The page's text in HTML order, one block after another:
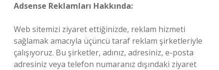
Adsense Reklamları Hakkında:
Web sitemizi ziyaret ettiğinizde, reklam hizmeti
sağlamak amacıyla üçüncü taraf reklam şirketleriyle
çalışıyoruz. Bu şirketler, adınız, adresiniz, e-posta
adresiniz veya telefon numaranız dışındaki ziyaret